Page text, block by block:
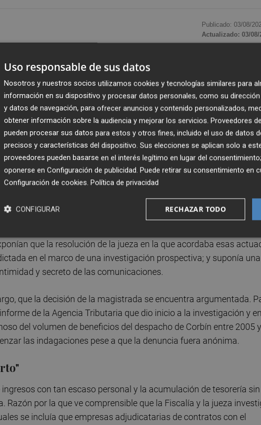
Publicado: 03/08/
Actualizado: 03/08/
ha respaldado en diversos escritos la investigación del
número 13 de Valencia. También sus actuaciones, como el
María Corbín, cuñado de Rita Barberá e investigado en la
y a toda la información albergada en servidores, copias
soporte informático relacionada con su despacho de abogados.
importante de la instruccióny cuya nulidad había sido pedida
autos en los que desestima los recursos de los principales
de Corbín, y recientemente también se pronuncia en el mismo
que se habían adherido otros acusados comoJosé Luis Vera,
que la resolución de la jueza en la que acordaba esas
en el marco de una investigación prospectiva; y suponía
y secreto de las comunicaciones.
que la decisión de la magistrada se encuentra argumentada.
de la Agencia Tributaria que dio inicio a la investigación y
del volumen de beneficios del despacho de Corbín entre 2005
las indagaciones pese a que la denuncia fuera anónima.
con tan escaso personal y la acumulación de tesorería sin
Razón por la que ve comprensible que la Fiscalía y la jueza
se incluía que empresas adjudicatarias de contratos con el
Uso responsable de sus datos
Nosotros y nuestros socios utilizamos cookies y tecnologías similares para
información en su dispositivo y procesar datos personales, como su
y datos de navegación, para ofrecer anuncios y contenido personalizados,
obtener información sobre la audiencia y mejorar los servicios. Proveedores
pueden procesar sus datos para estos y otros fines, incluido el uso de datos
precisos y características del dispositivo. Sus elecciones se aplican solo a
proveedores pueden basarse en el interés legítimo en lugar del
oponerse en Configuración de publicidad. Puede retirar su consentimiento en
Configuración de cookies. Política de privacidad
RECHAZAR TODO
CONFIGURAR